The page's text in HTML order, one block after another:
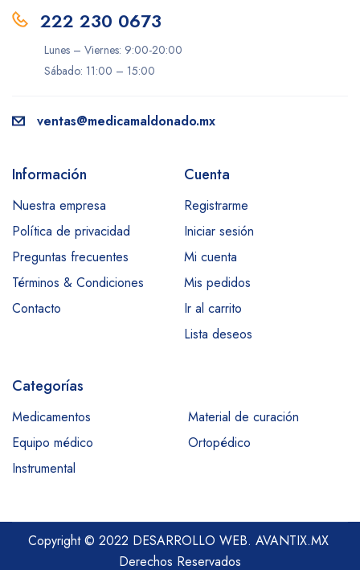
222 230 0673
Lunes – Viernes: 9:00-20:00
Sábado: 11:00 – 15:00
ventas@medicamaldonado.mx
Información
Nuestra empresa
Política de privacidad
Preguntas frecuentes
Términos & Condiciones
Contacto
Cuenta
Registrarme
Iniciar sesión
Mi cuenta
Mis pedidos
Ir al carrito
Lista deseos
Categorías
Medicamentos
Material de curación
Equipo médico
Ortopédico
Instrumental
Copyright © 2022 DESARROLLO WEB. AVANTIX.MX
Derechos Reservados